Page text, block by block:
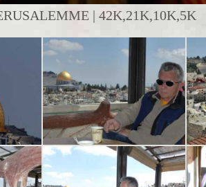
| 42K,21K,10K,5K